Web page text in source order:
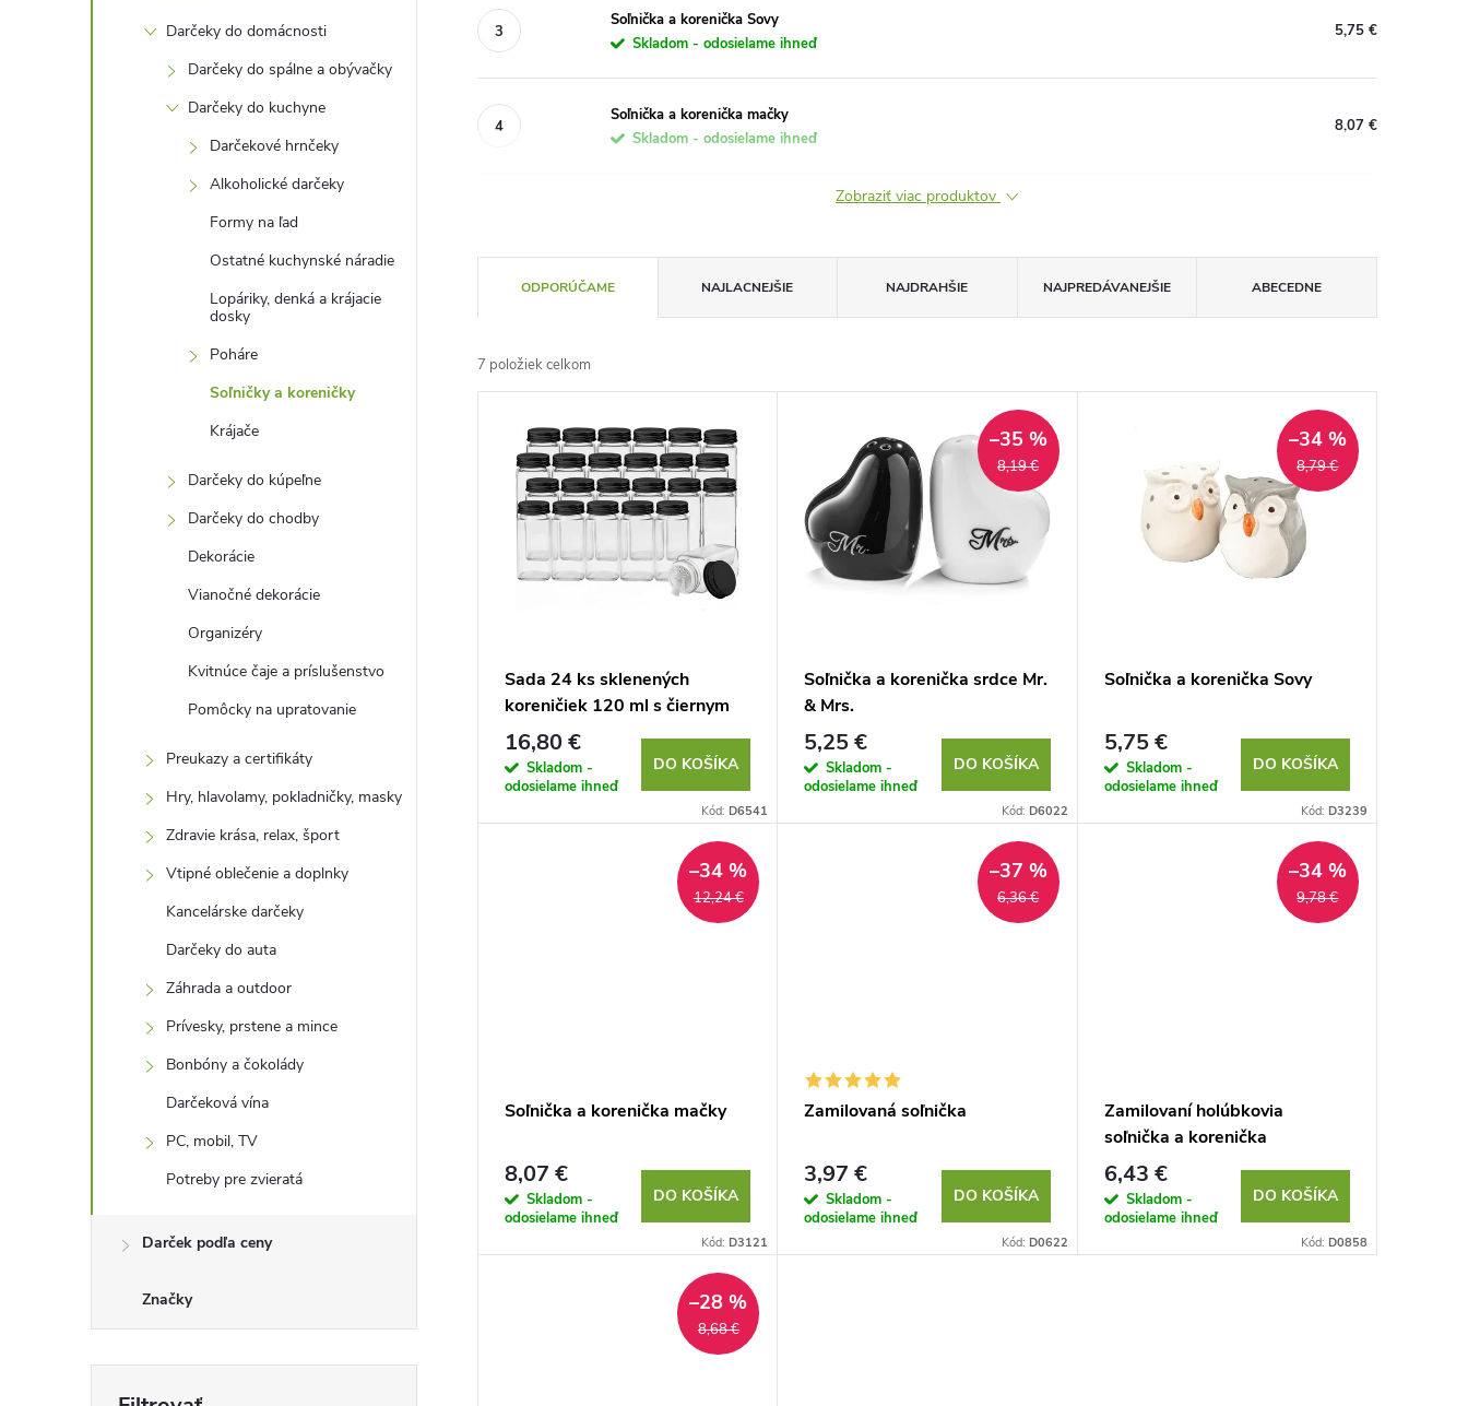
Darčeky do domácnosti
Darčeky do spálne a obývačky
Darčeky do kuchyne
Darčekové hrnčeky
Alkoholické darčeky
Formy na ľad
Ostatné kuchynské náradie
Lopáriky, denká a krájacie
dosky
Poháre
Soľničky a koreničky
Krájače
Darčeky do kúpeľne
Darčeky do chodby
Dekorácie
Vianočné dekorácie
Organizéry
Kvitnúce čaje a príslušenstvo
Pomôcky na upratovanie
Preukazy a certifikáty
Hry, hlavolamy, pokladničky, masky
Zdravie krása, relax, šport
Vtipné oblečenie a doplnky
Kancelárske darčeky
Darčeky do auta
Záhrada a outdoor
Prívesky, prstene a mince
Bonbóny a čokolády
Darčeková vína
PC, mobil, TV
Potreby pre zvieratá
Darček podľa ceny
Značky
Soľnička a korenička Sovy
Skladom - odosielame ihneď
5,75 €
Soľnička a korenička mačky
Skladom - odosielame ihneď
8,07 €
Zobraziť viac produktov
a
d
d
ODPORÚČAME NAJLACNEJŠIE NAJDRAHŠIE NAJPREDÁVANEJŠIE ABECEDNE
7 položiek celkom
Sada 24 ks sklenených
koreničiek 120 ml s čiernym
viečkom | Štvorcové dózy na
korenie
16,80 €
Skladom -
odosielame ihneď
DO KOŠÍKA
Kód:D6541
8,19 €
–35 %
Soľnička a korenička srdce Mr.
& Mrs.
5,25 €
Skladom -
odosielame ihneď
DO KOŠÍKA
Kód: D6022
8,79 €
–34 %
Soľnička a korenička Sovy
5,75 €
Skladom -
odosielame ihneď
DO KOŠÍKA
Kód: D3239
12,24 €
–34 %
Soľnička a korenička mačky
8,07 €
Skladom -
odosielame ihneď
DO KOŠÍKA
Kód:D3121
6,36 €
–37 %
Zamilovaná soľnička
3,97 €
Skladom -
odosielame ihneď
DO KOŠÍKA
Kód: D0622
9,78 €
–34 %
Zamilovaní holúbkovia
soľnička a korenička
6,43 €
Skladom -
odosielame ihneď
DO KOŠÍKA
Kód: D0858
8,68 €
–28 %